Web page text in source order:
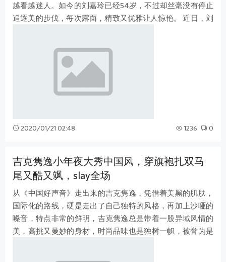
越看越迷人。如今的刘嘉玲已经54岁，不过却丝毫没有停止
追逐美的步伐，每次露面，精致又优雅让人惊艳。 近日，刘
2020/01/21 02:48 1236 0
吉克隽逸小年夜大秀中国风，穿旗袍扎双马
尾又酷又飒，slay全场
从《中国好声音》走出来的吉克隽逸，凭借着美黑的肌肤，
国际化的路线，硬是走出了自己独特的风格，再加上沙哑的
嗓音，特点非常的鲜明，吉克隽逸总是带着一股异域风情的
美，高挑又曼妙的身材，时尚品味也是独树一帜，被誉为是